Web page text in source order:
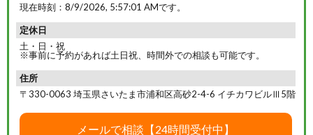
現在時刻： 8/9/2026, 5:57:02 AMです。
定休日
土・日・祝
※事前に予約があれば土日祝、時間外での相談も可能です。
住所
〒330-0063 埼玉県さいたま市浦和区高砂2-4-6 イチカワビルⅢ5階